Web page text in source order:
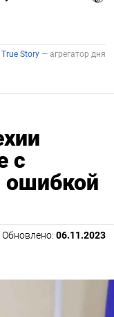
с
ошибкой
Обновлено: 06.11.2023